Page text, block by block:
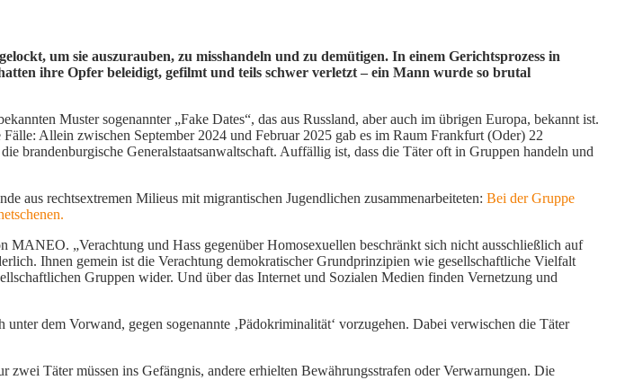
um sie auszurauben, zu misshandeln und zu demütigen. In einem Gerichtsprozess in
ihre Opfer beleidigt, gefilmt und teils schwer verletzt – ein Mann wurde so brutal
Muster sogenannter „Fake Dates“, das aus Russland, aber auch im übrigen Europa, bekannt ist.
Allein zwischen September 2024 und Februar 2025 gab es im Raum Frankfurt (Oder) 22
brandenburgische Generalstaatsanwaltschaft. Auffällig ist, dass die Täter oft in Gruppen handeln und
aus rechtsextremen Milieus mit migrantischen Jugendlichen zusammenarbeiteten: Bei der Gruppe
„Verachtung und Hass gegenüber Homosexuellen beschränkt sich nicht ausschließlich auf
Ihnen gemein ist die Verachtung demokratischer Grundprinzipien wie gesellschaftliche Vielfalt
Gruppen wider. Und über das Internet und Sozialen Medien finden Vernetzung und
dem Vorwand, gegen sogenannte ‚Pädokriminalität‘ vorzugehen. Dabei verwischen die Täter
Täter müssen ins Gefängnis, andere erhielten Bewährungsstrafen oder Verwarnungen. Die